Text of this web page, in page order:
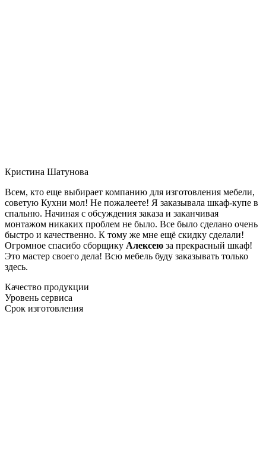
Кристина Шатунова
Всем, кто еще выбирает компанию для изготовления мебели,
советую Кухни мол! Не пожалеете! Я заказывала шкаф-купе в
спальню. Начиная с обсуждения заказа и заканчивая
монтажом никаких проблем не было. Все было сделано очень
быстро и качественно. К тому же мне ещё скидку сделали!
Огромное спасибо сборщику Алексею за прекрасный шкаф!
Это мастер своего дела! Всю мебель буду заказывать только
здесь.
Качество продукции
Уровень сервиса
Срок изготовления